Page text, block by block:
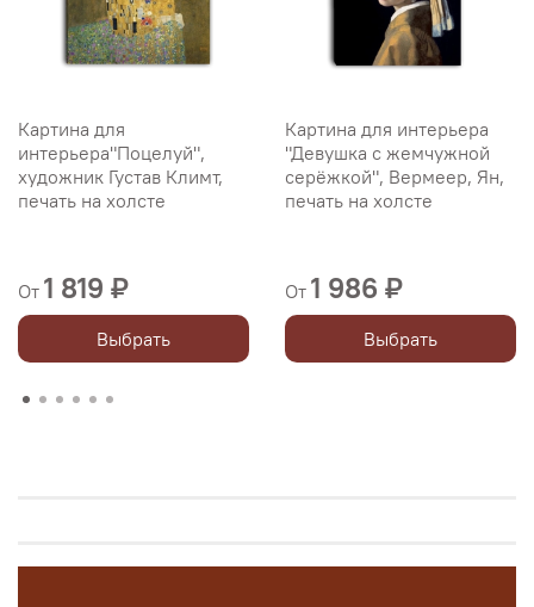
Картина для
интерьера"Поцелуй",
художник Густав Климт,
печать на холсте
От 1 819 ₽
Выбрать
Картина для интерьера
"Девушка с жемчужной
серёжкой", Вермеер, Ян,
печать на холсте
От 1 986 ₽
Выбрать